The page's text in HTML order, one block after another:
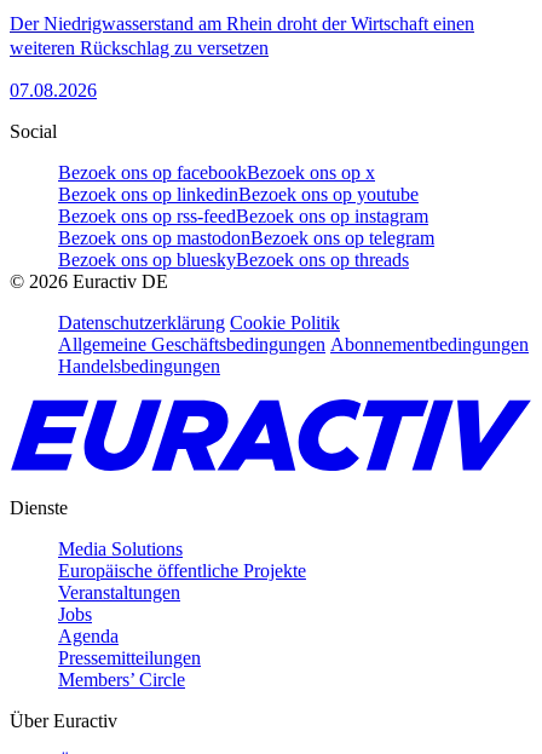
Der Niedrigwasserstand am Rhein droht der Wirtschaft einen
weiteren Rückschlag zu versetzen
07.08.2026
Social
Bezoek ons op facebookBezoek ons op x
Bezoek ons op linkedinBezoek ons op youtube
Bezoek ons op rss-feedBezoek ons op instagram
Bezoek ons op mastodonBezoek ons op telegram
Bezoek ons op blueskyBezoek ons op threads
© 2026 Euractiv DE
Datenschutzerklärung Cookie Politik
Allgemeine Geschäftsbedingungen Abonnementbedingungen
Handelsbedingungen
Dienste
Media Solutions
Europäische öffentliche Projekte
Veranstaltungen
Jobs
Agenda
Pressemitteilungen
Members’ Circle
Über Euractiv